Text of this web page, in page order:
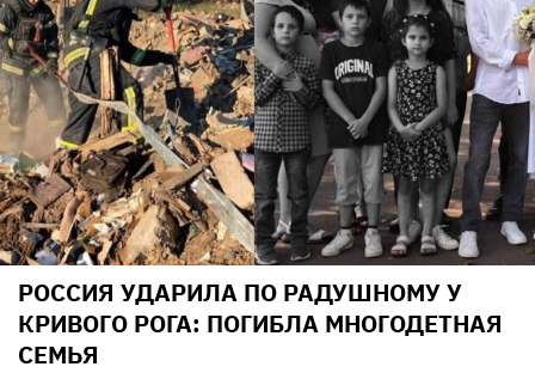
РОССИЯ УДАРИЛА ПО РАДУШНОМУ У
КРИВОГО РОГА: ПОГИБЛА МНОГОДЕТНАЯ
СЕМЬЯ